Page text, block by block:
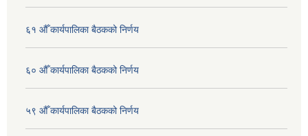
६१ औँ कार्यपालिका बैठकको निर्णय
६० औँ कार्यपालिका बैठकको निर्णय
५९ औँ कार्यपालिका बैठकको निर्णय